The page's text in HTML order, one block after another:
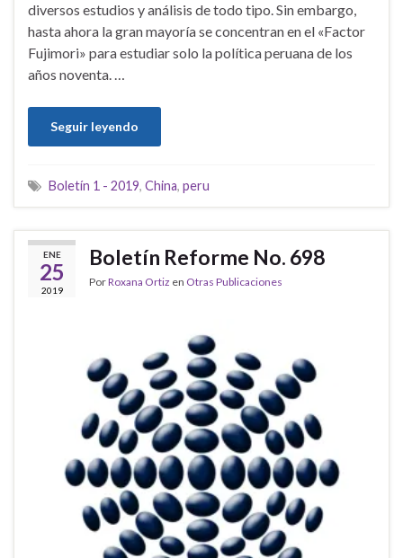
diversos estudios y análisis de todo tipo. Sin embargo,
hasta ahora la gran mayoría se concentran en el «Factor
Fujimori» para estudiar solo la política peruana de los
años noventa. …
Seguir leyendo
Boletín 1 - 2019, China, peru
ENE
25
2019
Boletín Reforme No. 698
PorRoxana Ortiz en Otras Publicaciones